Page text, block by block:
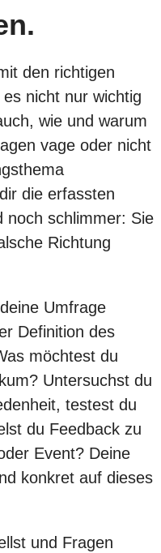
den richtigen
nicht nur wichtig
wie und warum
vage oder nicht
die erfassten
noch schlimmer: Sie
Richtung
Umfrage
Definition des
möchtest du
Untersuchst du
testest du
du Feedback zu
Event? Deine
konkret auf dieses
und Fragen